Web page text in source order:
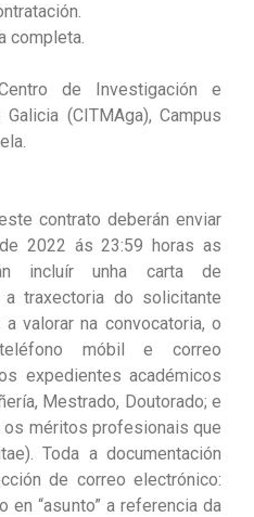
completa.
de Investigación e
(CITMAga), Campus
contrato deberán enviar
2022 ás 23:59 horas as
incluír unha carta de
traxectoria do solicitante
valorar na convocatoria, o
móbil e correo
expedientes académicos
Mestrado, Doutorado; e
os méritos profesionais que
Toda a documentación
de correo electrónico:
en “asunto” a referencia da